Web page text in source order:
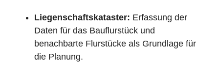
Liegenschaftskataster: Erfassung der
Daten für das Bauflurstück und
benachbarte Flurstücke als Grundlage für
die Planung.